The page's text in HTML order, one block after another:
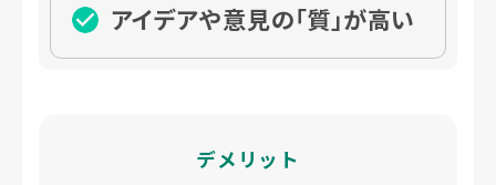
アイデアや意見の「質」が高い
デメリット